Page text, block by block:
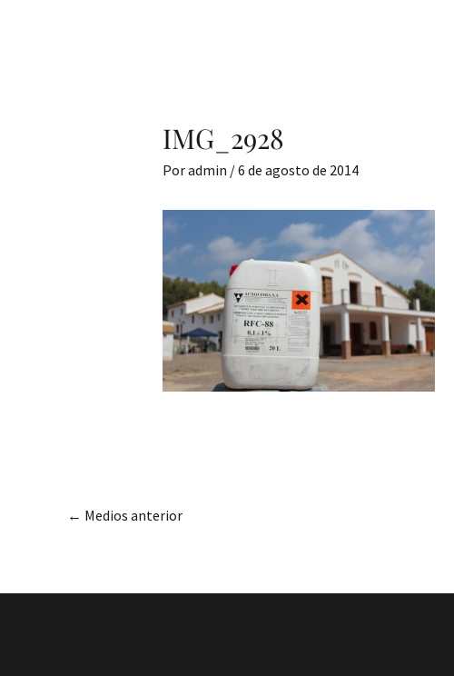
IMG_2928
Poradmin /6 de agosto de 2014
← Medios anterior